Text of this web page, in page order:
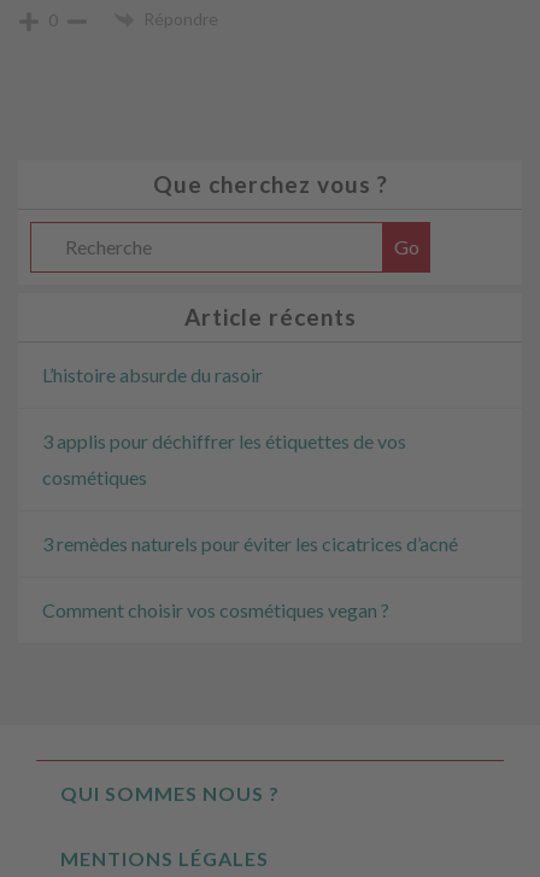
0 Répondre
Que cherchez vous ?
Article récents
L’histoire absurde du rasoir
3 applis pour déchiffrer les étiquettes de vos
cosmétiques
3 remèdes naturels pour éviter les cicatrices d’acné
Comment choisir vos cosmétiques vegan ?
QUI SOMMES NOUS ?
MENTIONS LÉGALES